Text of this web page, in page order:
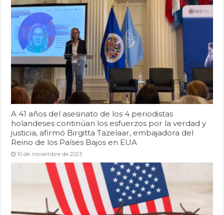
A 41 años del asesinato de los 4 periodistas
holandeses continúan los esfuerzos por la verdad y
justicia, afirmó Birgitta Tazelaar, embajadora del
Reino de los Países Bajos en EUA
10 de noviembre de 2023